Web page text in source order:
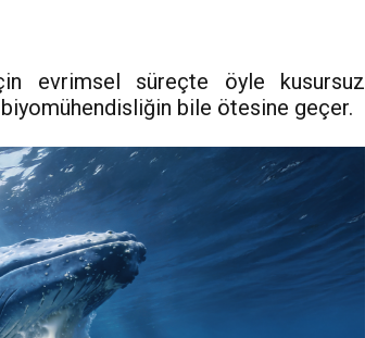
evrimsel süreçte öyle kusursuz
bile ötesine geçer.